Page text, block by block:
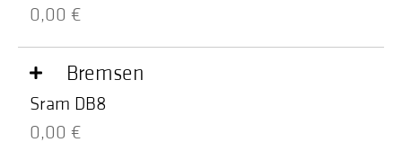
0,00 €
Bremsen
Sram DB8
0,00 €